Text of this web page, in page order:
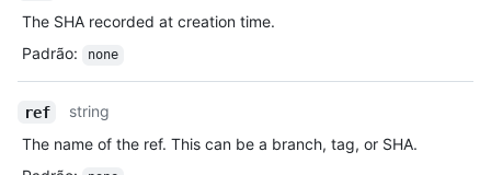
The SHA recorded at creation time.
Padrão: none
ref
string
The name of the ref. This can be a branch, tag, or SHA.